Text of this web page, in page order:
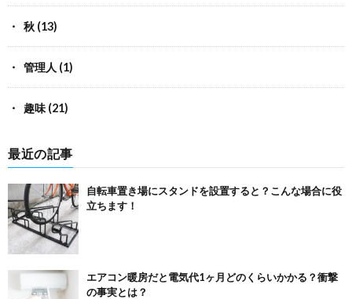
秋 (13)
管理人 (1)
趣味 (21)
最近の記事
自転車置き場にスタンドを設置すると？こんな場合に役
立ちます！
エアコン暖房だと電気代1ヶ月どのくらいかかる？衝撃
の事実とは？